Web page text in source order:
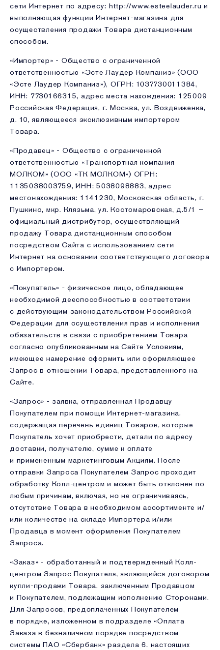
сети Интернет по адресу: http://www.esteelauder.ru и
выполняющая функции Интернет-магазина для
осуществления продажи Товара дистанционным
способом.
«Импортер» - Общество с ограниченной
ответственностью «Эсте Лаудер Компаниз» (ООО
«Эсте Лаудер Компаниз»), ОГРН: 1037730011384,
ИНН: 7730166315, адрес места нахождения: 125009
Российская Федерация, г. Москва, ул. Воздвиженка,
д. 10, являющееся эксклюзивным импортером
Товара.
«Продавец» - Общество с ограниченной
ответственностью «Транспортная компания
МОЛКОМ» (ООО «ТК МОЛКОМ») ОГРН:
1135038003759, ИНН: 5038098883, адрес
местонахождения: 1141230, Московская область, г.
Пушкино, мкр. Клязьма, ул. Костомаровская, д.5/1 –
официальный дистрибутор, осуществляющий
продажу Товара дистанционным способом
посредством Сайта с использованием сети
Интернет на основании соответствующего договора
с Импортером.
«Покупатель» - физическое лицо, обладающее
необходимой дееспособностью в соответствии
с действующим законода­тельством Российской
Федерации для осуществления прав и исполнения
обязательств в связи с приобретением Товара
согласно опубликованным на Сайте Условиям,
имеющее намерение оформить или оформ­ляющее
Запрос в отношении Товара, представленного на
Сайте.
«Запрос» - заявка, отправленная Продавцу
Покупателем при помощи Интернет-магазина,
содержащая перечень единиц Товаров, которые
Покупатель хочет приобрести, детали по адресу
доставки, получателю, сумме к оплате
и примененным маркетинговым Акциям. После
отправки Запроса Покупателем Запрос проходит
обработку Колл-центром и может быть отклонен по
любым причинам, включая, но не ограничиваясь,
отсутствие Товара в необходимом ассортименте и/
или количестве на складе Импортера и/или
Продавца в момент оформления Покупателем
Запроса.
«Заказ» - обработанный и подтвержденный Колл-
центром Запрос Покупателя, являющийся договором
купли-продажи Товара, заключенным Продавцом
и Покупателем, подлежащим исполнению Сторонами.
Для Запросов, предоплаченных Покупателем
в порядке, изложенном в подразделе «Оплата
Заказа в безналичном порядке посредством
системы ПАО «Сбербанк» раздела 6. настоящих